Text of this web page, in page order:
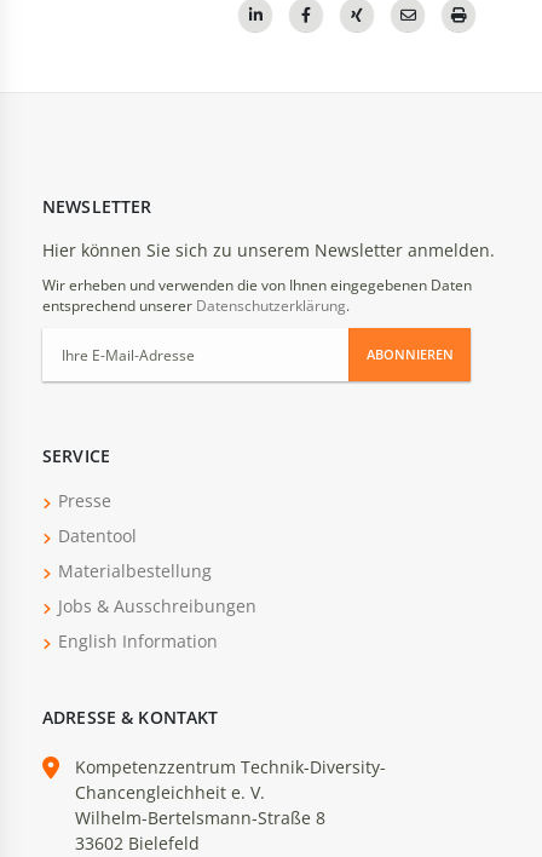
NEWSLETTER
Hier können Sie sich zu unserem Newsletter anmelden.
Wir erheben und verwenden die von Ihnen eingegebenen Daten
entsprechend unserer Datenschutzerklärung.
ABONNIEREN
SERVICE
Presse
Datentool
Materialbestellung
Jobs & Ausschreibungen
English Information
ADRESSE & KONTAKT
Kompetenzzentrum Technik-Diversity-
Chancengleichheit e. V.
Wilhelm-Bertelsmann-Straße 8
33602 Bielefeld